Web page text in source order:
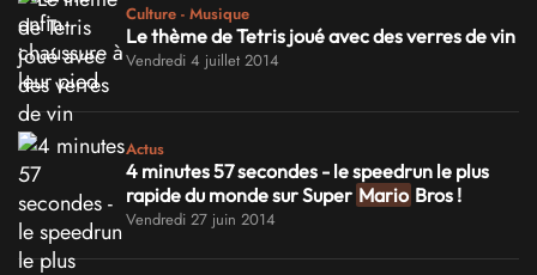
Culture - Musique
Le thème de Tetris joué avec des verres de vin
Vendredi 4 juillet 2014
Actus
4 minutes 57 secondes - le speedrun le plus
rapide du monde sur Super Mario Bros !
Vendredi 27 juin 2014